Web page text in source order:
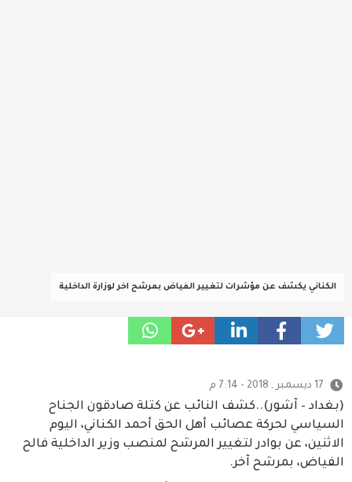
الكناني يكشف عن مؤشرات لتغيير الفياض بمرشح اخر لوزارة الداخلية
17 ديسمبر , 2018 - 7:14 م
(بغداد – آشور)..كشف النائب عن كتلة صادقون الجناح
السياسي لحركة عصائب أهل الحق أحمد الكناني، اليوم
الاثنين، عن بوادر لتغيير المرشح لمنصب وزير الداخلية فالح
الفياض، بمرشح آخر.